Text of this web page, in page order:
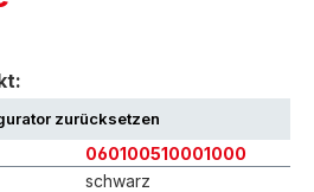
zurücksetzen
060100510001000
schwarz